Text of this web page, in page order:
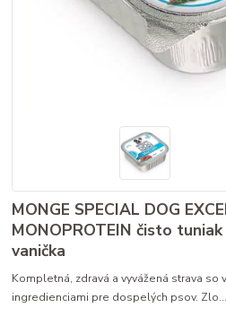
MONGE SPECIAL DOG
MONOPROTEIN čisto
vanička
Kompletná, zdravá a vyvážená strava so
ingredienciami pre dospelých psov. Zlo...